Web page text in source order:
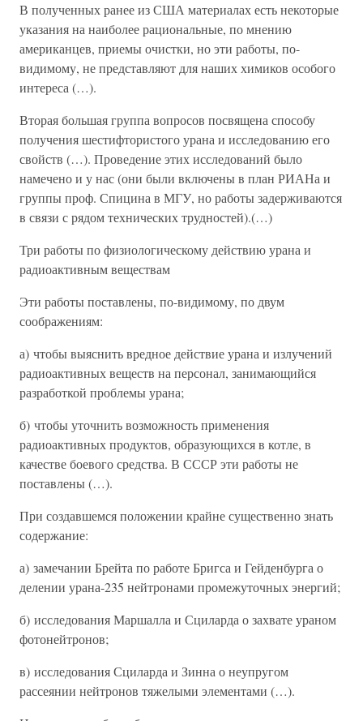
В полученных ранее из США материалах есть некоторые
указания на наиболее рациональные, по мнению
американцев, приемы очистки, но эти работы, по-
видимому, не представляют для наших химиков особого
интереса (…).
Вторая большая группа вопросов посвящена способу
получения шестифтористого урана и исследованию его
свойств (…). Проведение этих исследований было
намечено и у нас (они были включены в план РИАНа и
группы проф. Спицина в МГУ, но работы задерживаются
в связи с рядом технических трудностей).(…)
Три работы по физиологическому действию урана и
радиоактивным веществам
Эти работы поставлены, по-видимому, по двум
соображениям:
а) чтобы выяснить вредное действие урана и излучений
радиоактивных веществ на персонал, занимающийся
разработкой проблемы урана;
б) чтобы уточнить возможность применения
радиоактивных продуктов, образующихся в котле, в
качестве боевого средства. В СССР эти работы не
поставлены (…).
При создавшемся положении крайне существенно знать
содержание:
а) замечании Брейта по работе Бригса и Гейденбурга о
делении урана-235 нейтронами промежуточных энергий;
б) исследования Маршалла и Сциларда о захвате ураном
фотонейтронов;
в) исследования Сциларда и Зинна о неупругом
рассеянии нейтронов тяжелыми элементами (…).